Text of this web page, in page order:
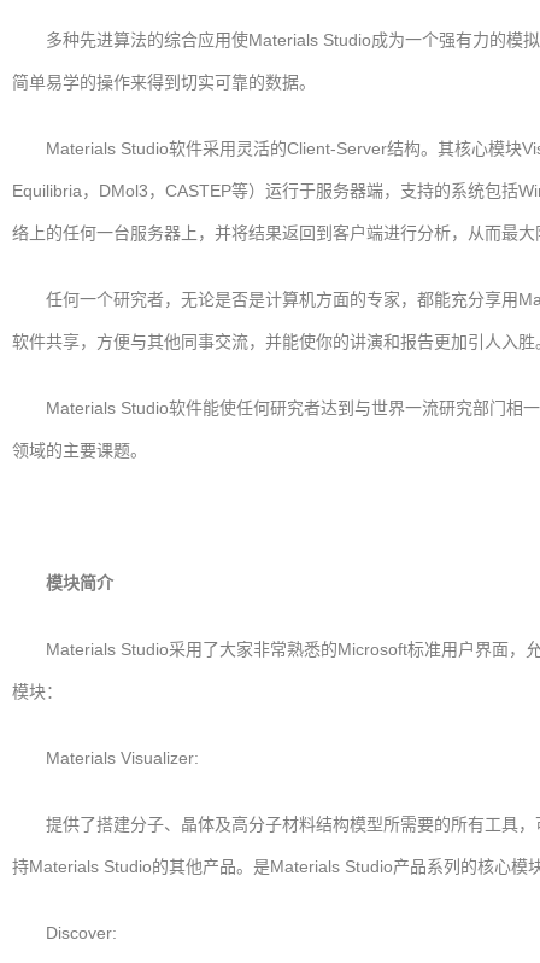
多种先进算法的综合应用使Materials Studio成为一个强有力的模拟
简单易学的操作来得到切实可靠的数据。
Materials Studio软件采用灵活的Client-Server结构。其核心模块
Equilibria，DMol3，CASTEP等）运行于服务器端，支持的系统包括
络上的任何一台服务器上，并将结果返回到客户端进行分析，从而最
任何一个研究者，无论是否是计算机方面的专家，都能充分享用
软件共享，方便与其他同事交流，并能使你的讲演和报告更加引人入胜
Materials Studio软件能使任何研究者达到与世界一流研究部门相一
领域的主要课题。
模块简介
Materials Studio采用了大家非常熟悉的Microsoft标准用户界面，
模块：
Materials Visualizer:
提供了搭建分子、晶体及高分子材料结构模型所需要的所有工具，
持Materials Studio的其他产品。是Materials Studio产品系列的核心模
Discover: